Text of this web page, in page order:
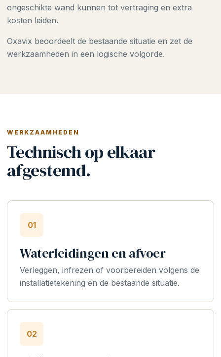
ongeschikte wand kunnen tot vertraging en extra
kosten leiden.
Oxavix beoordeelt de bestaande situatie en zet de
werkzaamheden in een logische volgorde.
WERKZAAMHEDEN
Technisch op elkaar
afgestemd.
01
Waterleidingen en afvoer
Verleggen, infrezen of voorbereiden volgens de
installatietekening en de bestaande situatie.
02